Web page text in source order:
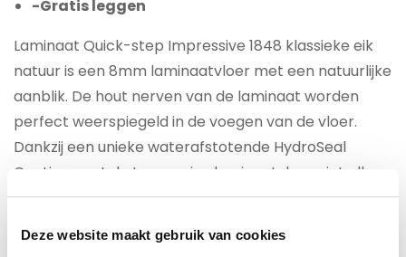
Deze website maakt gebruik van cookies
-Gratis leggen
Laminaat Quick-step Impressive 1848 klassieke eik
natuur is een 8mm laminaatvloer met een natuurlijke
aanblik. De hout nerven van de laminaat worden
perfect weerspiegeld in de voegen van de vloer.
Dankzij een unieke waterafstotende HydroSeal
Coating oogt de Impressive laminaatvloer niet alleen
prachtig, maar is ook het beste tegen water